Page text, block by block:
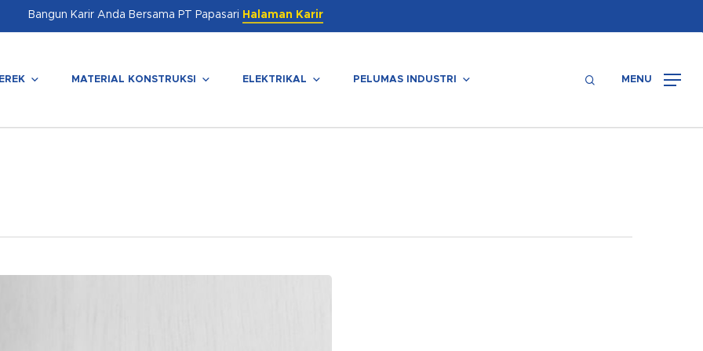
Bangun Karir Anda Bersama PT Papasari Halaman Karir
MATERIAL KONSTRUKSI ELEKTRIKAL PELUMAS INDUSTRI searchMENU